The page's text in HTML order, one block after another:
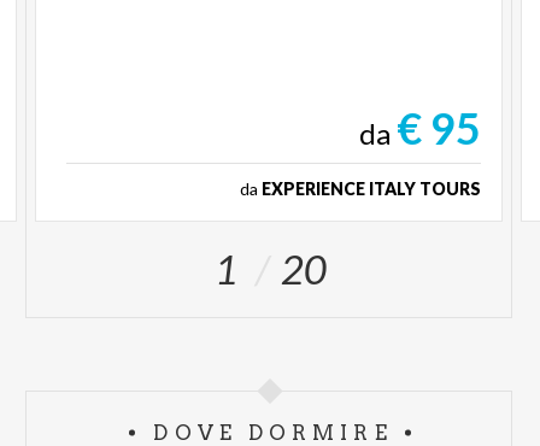
da € 95
da EXPERIENCE ITALY TOURS
1 20
DOVE DORMIRE